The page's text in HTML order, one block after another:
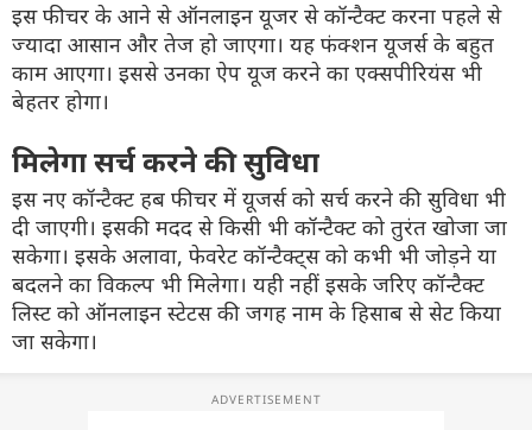
इस फीचर के आने से ऑनलाइन यूजर से कॉन्टैक्ट करना पहले से
ज्यादा आसान और तेज हो जाएगा। यह फंक्शन यूजर्स के बहुत
काम आएगा। इससे उनका ऐप यूज करने का एक्सपीरियंस भी
बेहतर होगा।
मिलेगा सर्च करने की सुविधा
इस नए कॉन्टैक्ट हब फीचर में यूजर्स को सर्च करने की सुविधा भी
दी जाएगी। इसकी मदद से किसी भी कॉन्टैक्ट को तुरंत खोजा जा
सकेगा। इसके अलावा, फेवरेट कॉन्टैक्ट्स को कभी भी जोड़ने या
बदलने का विकल्प भी मिलेगा। यही नहीं इसके जरिए कॉन्टैक्ट
लिस्ट को ऑनलाइन स्टेटस की जगह नाम के हिसाब से सेट किया
जा सकेगा।